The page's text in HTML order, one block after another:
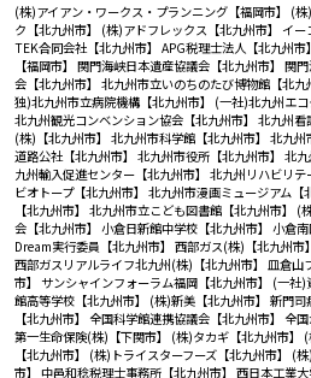
(株)アイアン・ワークス・プランニング【福岡市】 (株
ク【北九州市】 (株)アドフレックス【北九州市】 イー
TEK合同会社【北九州市】 APG税理士法人【北九州市】
【福岡市】 関門海峡日本遺産協議会【北九州市】 関門
会【北九州市】 北九州市立いのちのたび博物館【北九
独)北九州市立病院機構【北九州市】 (一社)北九州エコ
北九州観光コンベンション協会【北九州市】 北九州看
(株)【北九州市】 北九州市科学館【北九州市】 北九州
道路公社【北九州市】 北九州市役所【北九州市】 北九
九州輸入促進センター【北九州市】 北九州リハビリテ
ビオトープ【北九州市】 北九州市漫画ミュージアム【
【北九州市】 北九州市立こども図書館【北九州市】 (
会【北九州市】 小倉日新館中学校【北九州市】 小倉南
Dream実行委員【北九州市】 西部ガス(株)【北九州市】
西部ガスリアルライフ北九州(株)【北九州市】 皿倉山
市】 サンシャインフォーラム福岡【北九州市】 (一社)
館高等学校【北九州市】 (株)新美【北九州市】 新門司
【北九州市】 全国科学館連携協議会【北九州市】 全国
第一生命保険(株)【下関市】 (株)タカギ【北九州市】
【北九州市】 (株)トライスターフーズ【北九州市】 (
市】 中邑和稔税理士事務所【北九州市】 西日本工業大